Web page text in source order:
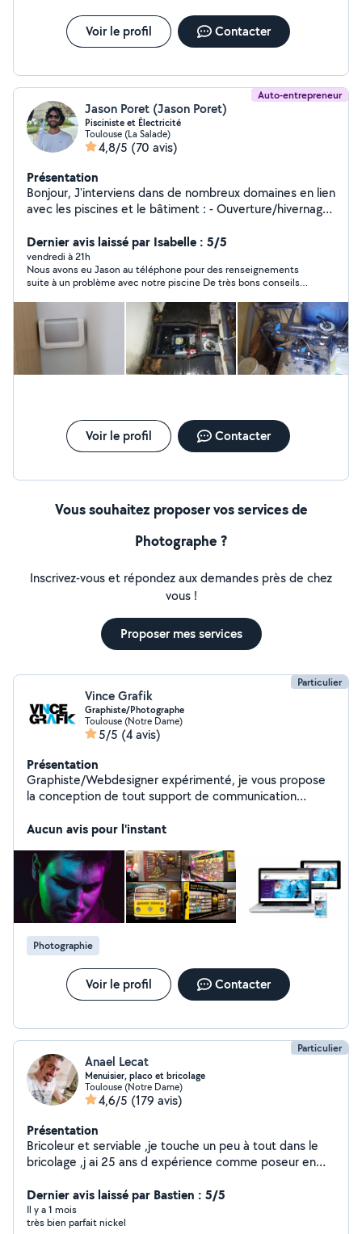
Voir le profil Contacter
Auto-entrepreneur
Jason Poret (Jason Poret)
Pisciniste et Électricité
Toulouse (La Salade)
4,8/5 (70 avis)
Présentation
Bonjour, J'interviens dans de nombreux domaines en lien
avec les piscines et le bâtiment : - Ouverture/hivernage
matière filtrante - Rénovation et maintenance des
systèmes de filtration piscine - Réparation volet roulant
- Détection de panne - Électricité piscine -
Automatisation locaux de piscines (électrolyseur,
régulateur de ph, régulateur de chlore...) - Électricité
bâtiment Je serais ravi de vous accompagner sur vos
différents projets. Belle journée, Jason Poret *CESU
possible pour les entretiens réguliers et ponctuels de
piscine (voir prix HT).
Dernier avis laissé par Isabelle : 5/5
vendredi à 21h
Nous avons eu Jason au téléphone pour des renseignements
suite à un problème avec notre piscine De très bons conseils
faire.merci beaucoup Jason
Voir le profil Contacter
Vous souhaitez proposer vos services de
Photographe ?
Inscrivez-vous et répondez aux demandes près de chez
vous !
Proposer mes services
Particulier
Vince Grafik
Graphiste/Photographe
Toulouse (Notre Dame)
5/5 (4 avis)
Présentation
Graphiste/Webdesigner expérimenté, je vous propose
la conception de tout support de communication
multidisciplinaire de la stratégie à la conception de vos
Création graphique / Identité visuelle / Illustration /
Branding - Conception web / Webdesign / e-commerce
/ UX/UI design / SEO J'interviens également en tant que
photographe. Prise de vue en studio, portrait, shooting,
tirage print. Recherche modèles photo pour collabs sur
Aucun avis pour l'instant
Photographie
Voir le profil Contacter
Particulier
Anael Lecat
Menuisier, placo et bricolage
Toulouse (Notre Dame)
4,6/5 (179 avis)
Présentation
Bricoleur et serviable ,je touche un peu à tout dans le
bricolage ,j ai 25 ans d expérience comme poseur en
bricolage, placo, et plein d'autres choses dans la maison
! ainsi que de des déménagement.
Dernier avis laissé par Bastien : 5/5
Il y a 1 mois
très bien parfait nickel